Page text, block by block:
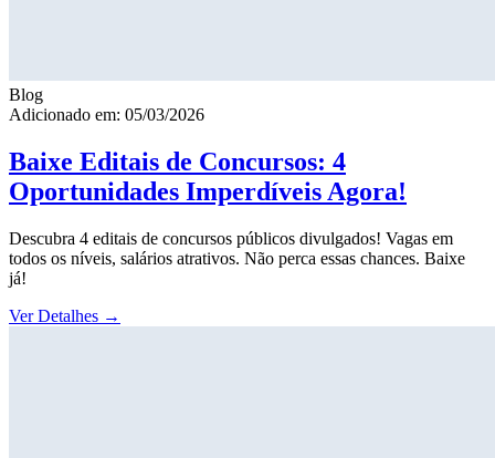
Blog
Adicionado em: 05/03/2026
Baixe Editais de Concursos: 4
Oportunidades Imperdíveis Agora!
Descubra 4 editais de concursos públicos divulgados! Vagas em
todos os níveis, salários atrativos. Não perca essas chances. Baixe
já!
Ver Detalhes →